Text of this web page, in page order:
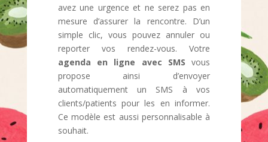
avez une urgence et ne serez pas en
mesure d’assurer la rencontre. D’un
simple clic, vous pouvez annuler ou
reporter vos rendez-vous. Votre
agenda en ligne avec SMSvous
propose ainsi d’envoyer
automatiquement un SMS à vos
clients/patients pour les en informer.
Ce modèle est aussi personnalisable à
souhait.